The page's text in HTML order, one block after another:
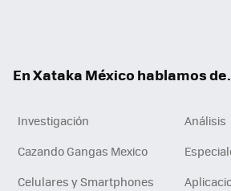
En Xataka México hablamos
Investigación
Análisis
Cazando Gangas Mexico
Celulares y Smartphones